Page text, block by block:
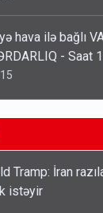
David Seliverstov
14:14
səfir Abel
oğludur -
Tramp: İran
istəyir